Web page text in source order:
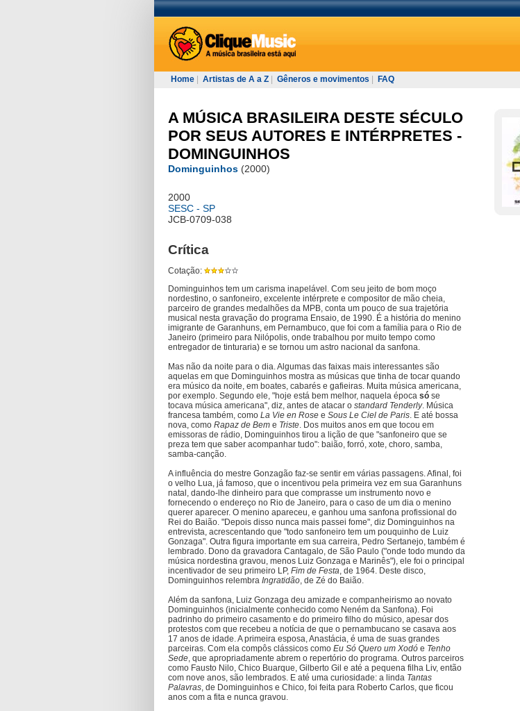
Home Artistas de A a Z Gêneros e movimentos FAQ
A MÚSICA BRASILEIRA DESTE SÉCULO
POR SEUS AUTORES E INTÉRPRETES -
DOMINGUINHOS
Dominguinhos (2000)
2000
SESC - SP
JCB-0709-038
Crítica
Cotação:
Dominguinhos tem um carisma inapelável. Com seu jeito de bom moço
nordestino, o sanfoneiro, excelente intérprete e compositor de mão cheia,
parceiro de grandes medalhões da MPB, conta um pouco de sua trajetória
musical nesta gravação do programa Ensaio, de 1990. É a história do menino
imigrante de Garanhuns, em Pernambuco, que foi com a família para o Rio de
Janeiro (primeiro para Nilópolis, onde trabalhou por muito tempo como
entregador de tinturaria) e se tornou um astro nacional da sanfona.
Mas não da noite para o dia. Algumas das faixas mais interessantes são
aquelas em que Dominguinhos mostra as músicas que tinha de tocar quando
era músico da noite, em boates, cabarés e gafieiras. Muita música americana,
por exemplo. Segundo ele, "hoje está bem melhor, naquela época só se
tocava música americana", diz, antes de atacar o standard Tenderly. Música
francesa também, como La Vie en Rose e Sous Le Ciel de Paris. E até bossa
nova, como Rapaz de Bem e Triste. Dos muitos anos em que tocou em
emissoras de rádio, Dominguinhos tirou a lição de que "sanfoneiro que se
preza tem que saber acompanhar tudo": baião, forró, xote, choro, samba,
samba-canção.
A influência do mestre Gonzagão faz-se sentir em várias passagens. Afinal, foi
o velho Lua, já famoso, que o incentivou pela primeira vez em sua Garanhuns
natal, dando-lhe dinheiro para que comprasse um instrumento novo e
fornecendo o endereço no Rio de Janeiro, para o caso de um dia o menino
querer aparecer. O menino apareceu, e ganhou uma sanfona profissional do
Rei do Baião. "Depois disso nunca mais passei fome", diz Dominguinhos na
entrevista, acrescentando que "todo sanfoneiro tem um pouquinho de Luiz
Gonzaga". Outra figura importante em sua carreira, Pedro Sertanejo, também é
lembrado. Dono da gravadora Cantagalo, de São Paulo ("onde todo mundo da
música nordestina gravou, menos Luiz Gonzaga e Marinês"), ele foi o principal
incentivador de seu primeiro LP, Fim de Festa, de 1964. Deste disco,
Dominguinhos relembra Ingratidão, de Zé do Baião.
Além da sanfona, Luiz Gonzaga deu amizade e companheirismo ao novato
Dominguinhos (inicialmente conhecido como Neném da Sanfona). Foi
padrinho do primeiro casamento e do primeiro filho do músico, apesar dos
protestos com que recebeu a notícia de que o pernambucano se casava aos
17 anos de idade. A primeira esposa, Anastácia, é uma de suas grandes
parceiras. Com ela compôs clássicos como Eu Só Quero um Xodó e Tenho
Sede, que apropriadamente abrem o repertório do programa. Outros parceiros
como Fausto Nilo, Chico Buarque, Gilberto Gil e até a pequena filha Liv, então
com nove anos, são lembrados. E até uma curiosidade: a linda Tantas
Palavras, de Dominguinhos e Chico, foi feita para Roberto Carlos, que ficou
anos com a fita e nunca gravou.